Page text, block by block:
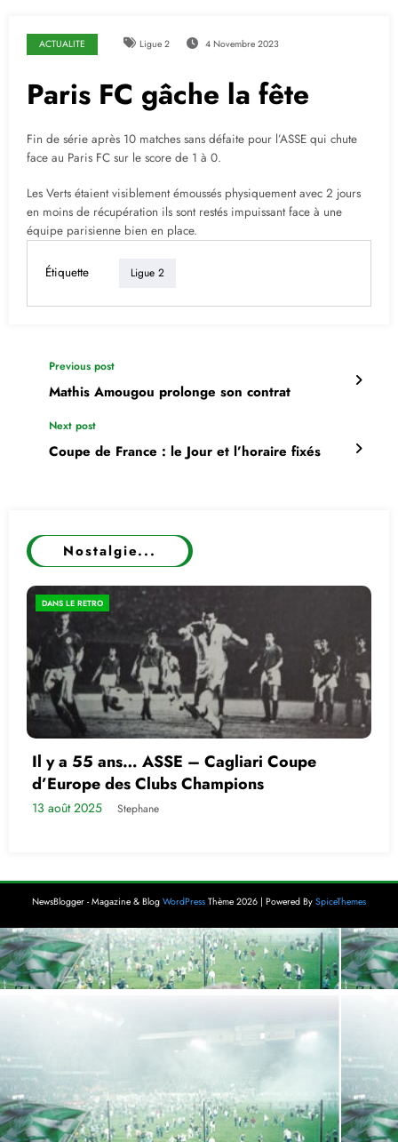
ACTUALITE Ligue 2 4 Novembre 2023
Paris FC gâche la fête
Fin de série après 10 matches sans défaite pour l’ASSE qui chute
face au Paris FC sur le score de 1 à 0.
Les Verts étaient visiblement émoussés physiquement avec 2 jours
en moins de récupération ils sont restés impuissant face à une
équipe parisienne bien en place.
Étiquette Ligue 2
Previous post
Mathis Amougou prolonge son contrat
Next post
Coupe de France : le Jour et l’horaire fixés
Nostalgie...
DANS LE RETRO
Il y a 55 ans… ASSE – Cagliari Coupe
d’Europe des Clubs Champions
13 août 2025 Stephane
NewsBlogger - Magazine & Blog WordPress Thème 2026 | Powered By SpiceThemes